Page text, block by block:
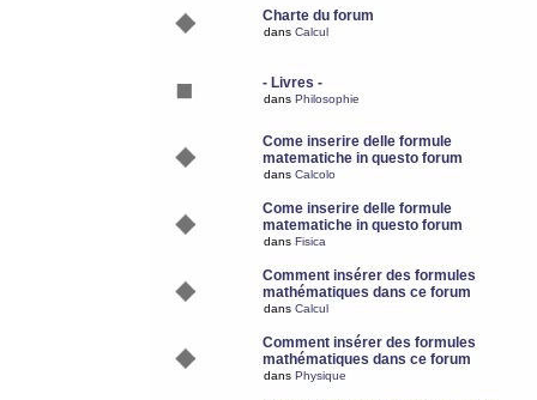
Charte du forum
dans Calcul
- Livres -
dans Philosophie
Come inserire delle formule
matematiche in questo forum
dans Calcolo
Come inserire delle formule
matematiche in questo forum
dans Fisica
Comment insérer des formules
mathématiques dans ce forum
dans Calcul
Comment insérer des formules
mathématiques dans ce forum
dans Physique